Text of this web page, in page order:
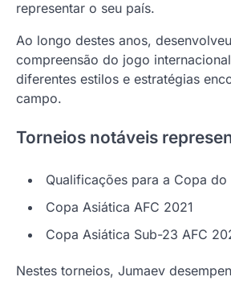
representar o seu país.
Ao longo destes anos,
compreensão do jogo
diferentes estilos e estratégias
campo.
Torneios notáveis
Qualificações para a Copa do
Copa Asiática AFC 2021
Copa Asiática Sub-23 AFC
Nestes torneios, Jumaev